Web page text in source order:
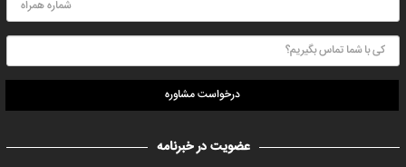
درخواست مشاوره
عضویت در خبرنامه